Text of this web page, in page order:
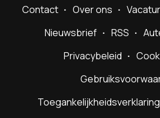
Contact Over ons
Nieuwsbrief
RSS
Privacybeleid
Toegankelijkheidsverklaring